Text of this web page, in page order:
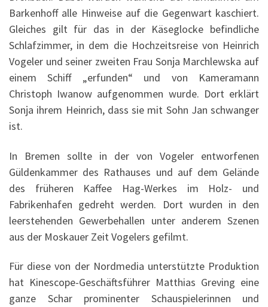
Barkenhoff alle Hinweise auf die Gegenwart kaschiert.
Gleiches gilt für das in der Käseglocke befindliche
Schlafzimmer, in dem die Hochzeitsreise von Heinrich
Vogeler und seiner zweiten Frau Sonja Marchlewska auf
einem Schiff „erfunden“ und von Kameramann
Christoph Iwanow aufgenommen wurde. Dort erklärt
Sonja ihrem Heinrich, dass sie mit Sohn Jan schwanger
ist.
In Bremen sollte in der von Vogeler entworfenen
Güldenkammer des Rathauses und auf dem Gelände
des früheren Kaffee Hag-Werkes im Holz- und
Fabrikenhafen gedreht werden. Dort wurden in den
leerstehenden Gewerbehallen unter anderem Szenen
aus der Moskauer Zeit Vogelers gefilmt.
Für diese von der Nordmedia unterstützte Produktion
hat Kinescope-Geschäftsführer Matthias Greving eine
ganze Schar prominenter Schauspielerinnen und